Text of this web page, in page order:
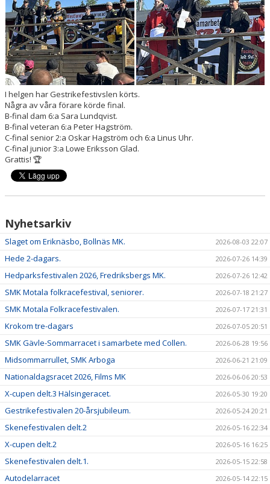
I helgen har Gestrikefestivslen körts.
Några av våra förare körde final.
B-final dam 6:a Sara Lundqvist.
B-final veteran 6:a Peter Hagström.
C-final senior 2:a Oskar Hagström och 6:a Linus Uhr.
C-final junior 3:a Lowe Eriksson Glad.
Grattis! 🏆
Nyhetsarkiv
Slaget om Eriknäsbo, Bollnäs MK. 2026-08-03 22:07
Hede 2-dagars. 2026-07-26 14:39
Hedparksfestivalen 2026, Fredriksbergs MK. 2026-07-26 12:42
SMK Motala folkracefestival, seniorer. 2026-07-18 21:27
SMK Motala Folkracefestivalen. 2026-07-17 21:31
Krokom tre-dagars 2026-07-05 20:51
SMK Gävle-Sommarracet i samarbete med Collen. 2026-06-28 19:56
Midsommarrullet, SMK Arboga 2026-06-21 21:09
Nationaldagsracet 2026, Films MK 2026-06-06 20:53
X-cupen delt.3 Hälsingeracet. 2026-05-30 19:20
Gestrikefestivalen 20-årsjubileum. 2026-05-24 20:21
Skenefestivalen delt.2 2026-05-16 22:34
X-cupen delt.2 2026-05-16 16:25
Skenefestivalen delt.1. 2026-05-15 22:58
Autodelarracet 2026-05-14 22:15